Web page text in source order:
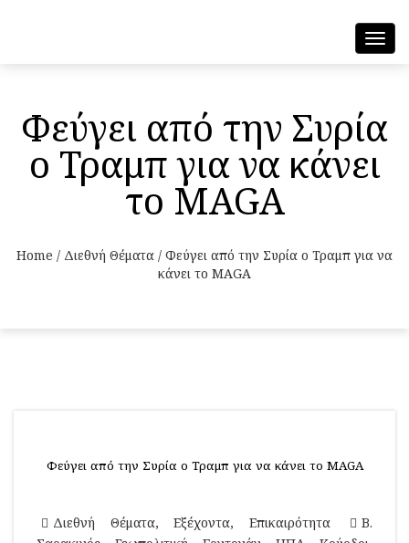
Φεύγει από την Συρία
ο Τραμπ για να κάνει
το MAGA
Home / Διεθνή Θέματα / Φεύγει από την Συρία ο Τραμπ για να
κάνει το MAGA
Φεύγει από την Συρία ο Τραμπ για να κάνει το MAGA
Διεθνή Θέματα, Εξέχοντα, Επικαιρότητα
Β.